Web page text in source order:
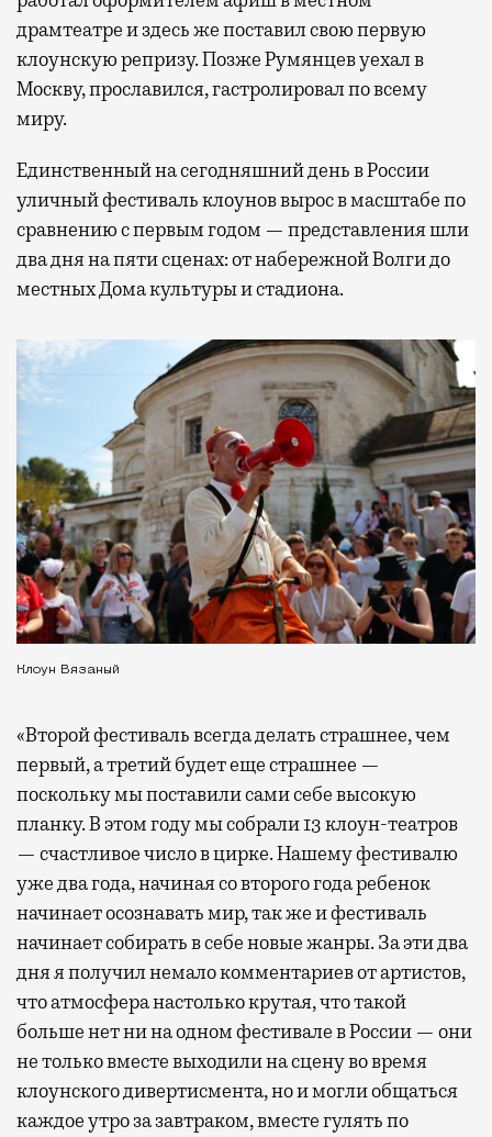
драмтеатре и здесь же поставил свою первую
клоунскую репризу. Позже Румянцев уехал в
Москву, прославился, гастролировал по всему
миру.
Единственный на сегодняшний день в России
уличный фестиваль клоунов вырос в масштабе по
сравнению с первым годом — представления шли
два дня на пяти сценах: от набережной Волги до
местных Дома культуры и стадиона.
Клоун Вязаный
«Второй фестиваль всегда делать страшнее, чем
первый, а третий будет еще страшнее —
поскольку мы поставили сами себе высокую
планку. В этом году мы собрали 13 клоун-театров
— счастливое число в цирке. Нашему фестивалю
уже два года, начиная со второго года ребенок
начинает осознавать мир, так же и фестиваль
начинает собирать в себе новые жанры. За эти два
дня я получил немало комментариев от артистов,
что атмосфера настолько крутая, что такой
больше нет ни на одном фестивале в России — они
не только вместе выходили на сцену во время
клоунского дивертисмента, но и могли общаться
каждое утро за завтраком, вместе гулять по